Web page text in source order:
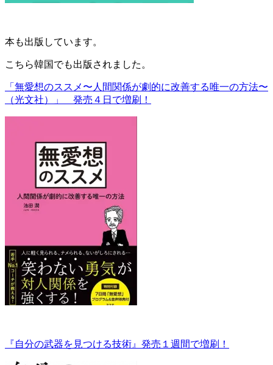
本も出版しています。
こちら韓国でも出版されました。
「無愛想のススメ〜人間関係が劇的に改善する唯一の方法〜
（光文社）」 発売４日で増刷！
『自分の武器を見つける技術』発売１週間で増刷！